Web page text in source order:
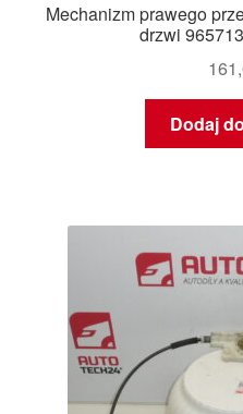
Mechanizm prawego
drzwi
Dodaj